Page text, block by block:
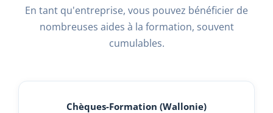
En tant qu'entreprise, vous pouvez bénéficier de
nombreuses aides à la formation, souvent
cumulables.
Chèques-Formation (Wallonie)